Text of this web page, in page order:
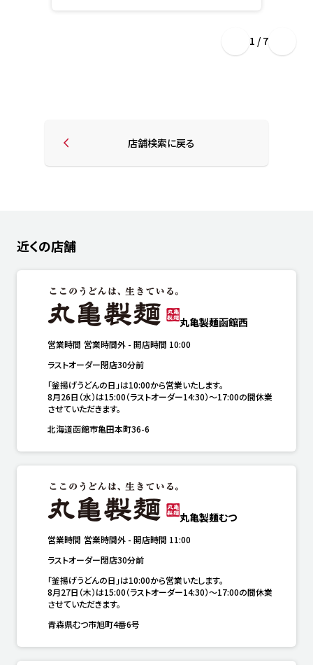
1 / 7
店舗検索に戻る
近くの店舗
丸亀製麺函館西
営業時間 営業時間外 - 開店時間 10:00
ラストオーダー閉店30分前
「釜揚げうどんの日」は10:00から営業いたします。
8月26日（水）は15:00（ラストオーダー14:30）～17:00の間休業
させていただきます。
北海道函館市亀田本町36-6
丸亀製麺むつ
営業時間 営業時間外 - 開店時間 11:00
ラストオーダー閉店30分前
「釜揚げうどんの日」は10:00から営業いたします。
8月27日（木）は15:00（ラストオーダー14:30）～17:00の間休業
させていただきます。
青森県むつ市旭町4番6号